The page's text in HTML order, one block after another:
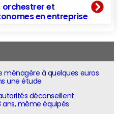
orchestrer et
en entreprise
ménagère à quelques euros
une étude
déconseillent
ans, même équipés